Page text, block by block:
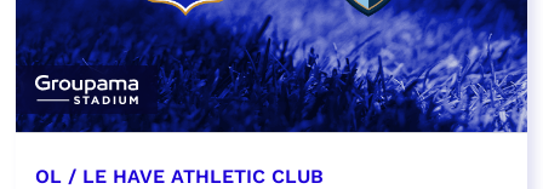
OL / LE HAVE ATHLETIC CLUB